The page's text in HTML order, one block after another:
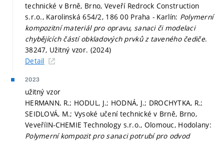
technické v Brně, Brno, Veveří Redrock Construction
s.r.o., Karolinská 654/2, 186 00 Praha - Karlín: Polymerní
kompozitní materiál pro opravu, sanaci či modelaci
chybějících částí obkladových prvků z taveného čediče.
38247, Užitný vzor. (2024)
Detail
2023
užitný vzor
HERMANN, R.; HODUL, J.; HODNÁ, J.; DROCHYTKA, R.;
SEIDLOVÁ, M.; Vysoké učení technické v Brně, Brno,
VeveříIN-CHEMIE Technology s.r.o., Olomouc, Hodolany:
Polymerní kompozit pro sanaci potrubí pro odvod